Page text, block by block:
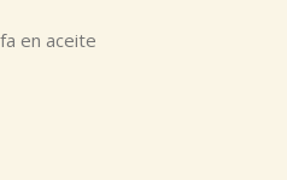
en aceite